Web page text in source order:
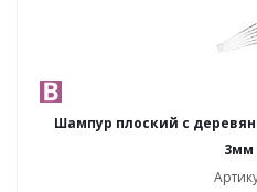
Шампур плоский с
3мм